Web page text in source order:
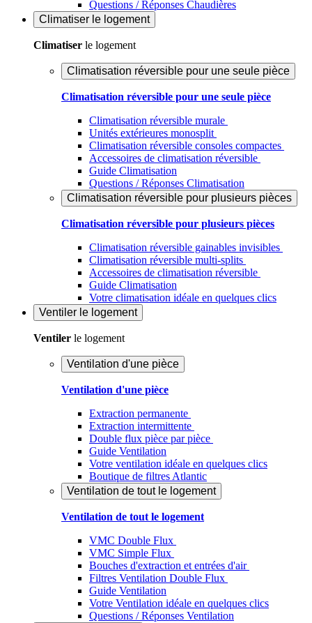
Questions / Réponses Chaudières
Climatiser le logement
Climatiser le logement
Climatisation réversible pour une seule pièce
Climatisation réversible pour une seule pièce
Climatisation réversible murale
Unités extérieures monosplit
Climatisation réversible consoles compactes
Accessoires de climatisation réversible
Guide Climatisation
Questions / Réponses Climatisation
Climatisation réversible pour plusieurs pièces
Climatisation réversible pour plusieurs pièces
Climatisation réversible gainables invisibles
Climatisation réversible multi-splits
Accessoires de climatisation réversible
Guide Climatisation
Votre climatisation idéale en quelques clics
Ventiler le logement
Ventiler le logement
Ventilation d'une pièce
Ventilation d'une pièce
Extraction permanente
Extraction intermittente
Double flux pièce par pièce
Guide Ventilation
Votre ventilation idéale en quelques clics
Boutique de filtres Atlantic
Ventilation de tout le logement
Ventilation de tout le logement
VMC Double Flux
VMC Simple Flux
Bouches d'extraction et entrées d'air
Filtres Ventilation Double Flux
Guide Ventilation
Votre Ventilation idéale en quelques clics
Questions / Réponses Ventilation